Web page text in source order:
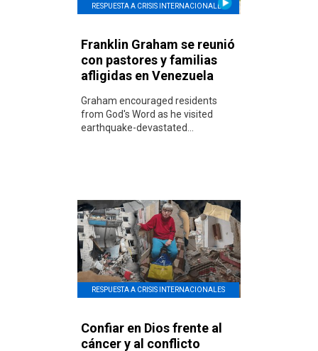
RESPUESTA A CRISIS INTERNACIONALES
Franklin Graham se reunió
con pastores y familias
afligidas en Venezuela
Graham encouraged residents
from God's Word as he visited
earthquake-devastated...
RESPUESTA A CRISIS INTERNACIONALES
Confiar en Dios frente al
cáncer y al conflicto